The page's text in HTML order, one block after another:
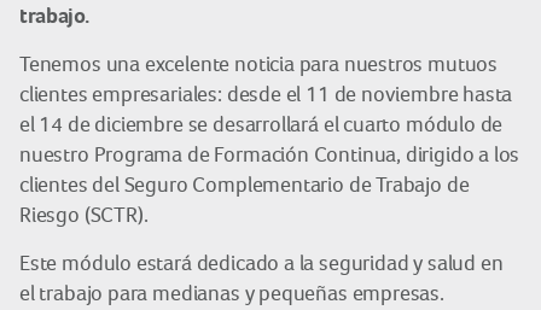
trabajo.
Tenemos una excelente noticia para nuestros mutuos
clientes empresariales: desde el 11 de noviembre hasta
el 14 de diciembre se desarrollará el cuarto módulo de
nuestro Programa de Formación Continua, dirigido a los
clientes del Seguro Complementario de Trabajo de
Riesgo (SCTR).
Este módulo estará dedicado a la seguridad y salud en
el trabajo para medianas y pequeñas empresas.